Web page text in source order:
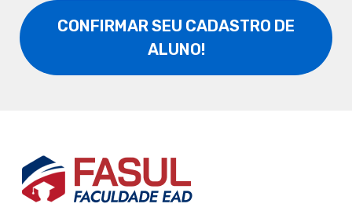
CONFIRMAR SEU CADASTRO DE
ALUNO!